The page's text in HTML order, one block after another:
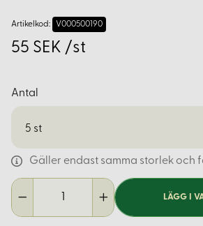
Artikelkod: V000500190
55 SEK /st
Antal
5 st
Gäller endast samma storlek och
LÄGG I